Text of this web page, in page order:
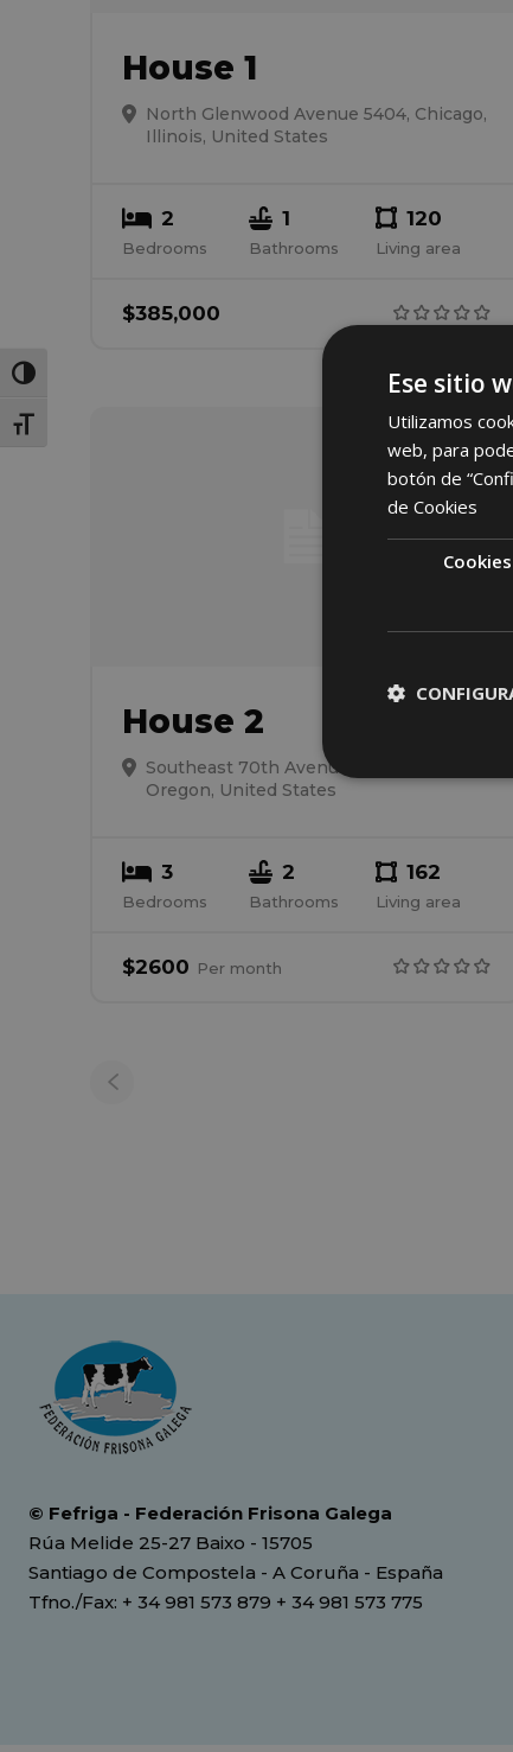
Toggle High Contrast
Toggle Font size
House 1
North Glenwood Avenue 5404, Chicago,
Illinois, United States
2
Bedrooms
1
Bathrooms
120
Living area
$385,000
House 2
Southeast 70th Avenue 5335, Portland,
Oregon, United States
3
Bedrooms
2
Bathrooms
162
Living area
$2600 Per month
© Fefriga - Federación Frisona Galega
Rúa Melide 25-27 Baixo - 15705
Santiago de Compostela - A Coruña - España
Tfno./Fax: + 34 981 573 879 + 34 981 573 775
Ese sitio
Utilizamos
web, para
botón de
de Cookies